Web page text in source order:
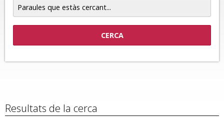
que
Resultats de la cerca